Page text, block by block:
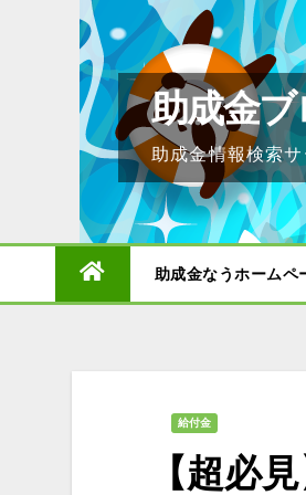
助成金
助成金情報検索
助成金なうホームペ
給付金
【超必